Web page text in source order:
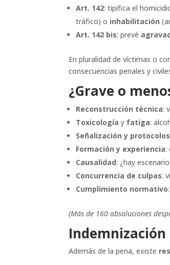
Art. 142: tipifica el
tráfico) o inhabilitación
Art. 142 bis: prevé
En pluralidad de víctimas o
consecuencias penales y
¿Grave o
Reconstrucción técnica:
Toxicología y fatiga:
Señalización y protocolos
Formación y experiencia:
Causalidad: ¿hay
Concurrencia de culpas:
Cumplimiento normativo
(Más de 160 absoluciones
Además de la pena, existe